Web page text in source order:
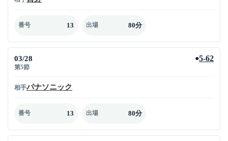
番号 13 出場 80分
03/28
第5節
●5-62
相手パナソニック
番号 13 出場 80分